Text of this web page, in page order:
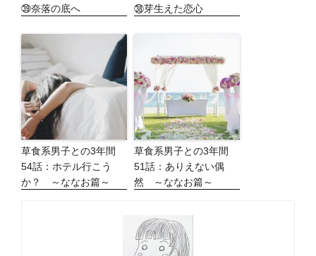
㊴奈落の底へ
㊳芽生えた恋心
草食系男子との3年間
54話：ホテル行こう
か？ ～ななお篇～
草食系男子との3年間
51話：ありえない偶
然 ～ななお篇～